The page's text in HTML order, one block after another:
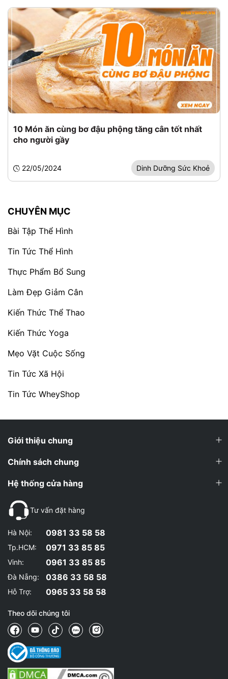
10 Món ăn cùng bơ đậu phộng tăng cân tốt nhất
cho người gầy
22/05/2024 Dinh Dưỡng Sức Khoẻ
CHUYÊN MỤC
Bài Tập Thể Hình
Tin Tức Thể Hình
Thực Phẩm Bổ Sung
Làm Đẹp Giảm Cân
Kiến Thức Thể Thao
Kiến Thức Yoga
Mẹo Vặt Cuộc Sống
Tin Tức Xã Hội
Tin Tức WheyShop
Giới thiệu chung
Chính sách chung
Hệ thống cửa hàng
Tư vấn đặt hàng
Hà Nội: 0981 33 58 58
Tp.HCM: 0971 33 85 85
Vinh: 0961 33 85 85
Đà Nẵng: 0386 33 58 58
Hỗ Trợ: 0965 33 58 58
Theo dõi chúng tôi